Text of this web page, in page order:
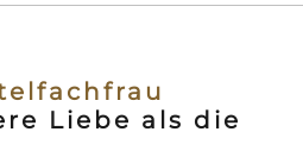
Liebe als die